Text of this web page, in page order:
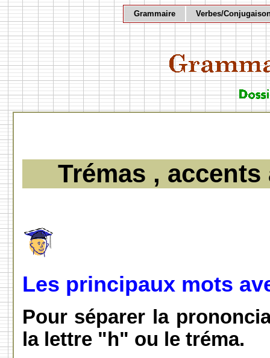
Grammaire Verbes/
Trémas ,
Les principaux mots
Pour séparer la
la lettre "h" ou le tréma.